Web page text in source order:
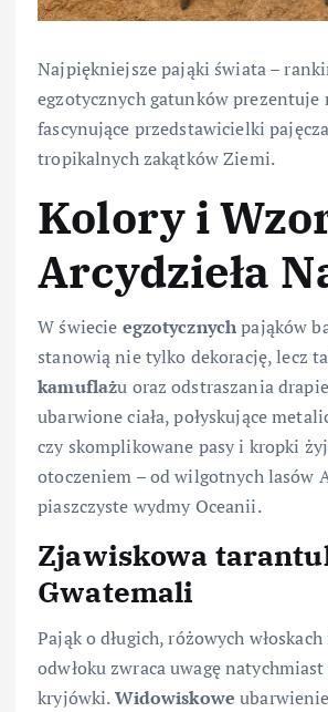
Najpiękniejsze pająki świata –
egzotycznych gatunków prezentuje
fascynujące przedstawicielki
tropikalnych zakątków Ziemi.
Kolory i
Arcydzieła
W świecie egzotycznychpająków
stanowią nie tylko dekorację, lecz
kamuflażu oraz odstraszania
ubarwione ciała, połyskujące
czy skomplikowane pasy i kropki
otoczeniem – od wilgotnych lasów
piaszczyste wydmy Oceanii.
Zjawiskowa
Gwatemali
Pająk o długich, różowych
odwłoku zwraca uwagę
kryjówki.Widowiskowe